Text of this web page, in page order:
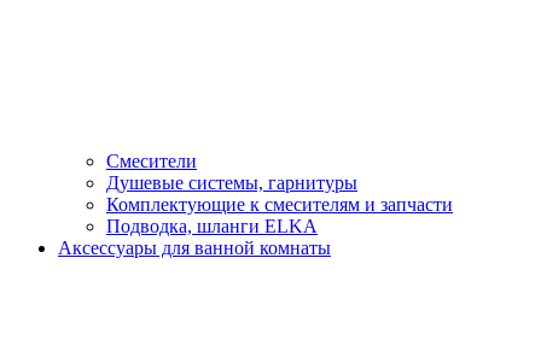
Смесители
Душевые системы, гарнитуры
Комплектующие к смесителям и запчасти
Подводка, шланги ELKA
Аксессуары для ванной комнаты